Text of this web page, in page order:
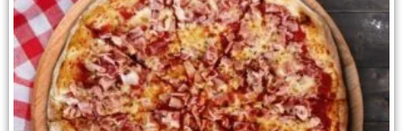
variantes.
Las
opciones
se
pueden
elegir